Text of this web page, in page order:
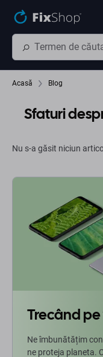
Acasă Blog
Sfaturi
Nu s-a găsit niciun
Trecând
Ne îmbunătățim
ne proteja planeta.